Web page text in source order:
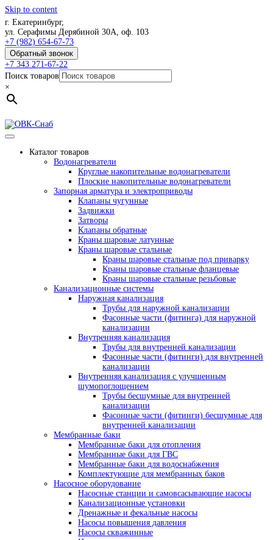
Skip to content
г. Екатеринбург,
ул. Серафимы Дерябиной 30А, оф. 103
+7 (982) 654-67-73
Обратный звонок
+7 343 271-67-22
Поиск товаров
×
Каталог товаров
Водонагреватели
Круглые накопительные водонагреватели
Плоские накопительные водонагреватели
Запорная арматура и электроприводы
Клапаны чугунные
Задвижки
Затворы
Клапаны обратные
Краны шаровые латунные
Краны шаровые стальные
Краны шаровые стальные под приварку
Краны шаровые стальные фланцевые
Краны шаровые стальные резьбовые
Канализационные системы
Наружная канализация
Трубы для наружной канализации
Фасонные части (фитинга) для наружной
канализации
Внутренняя канализация
Трубы для внутренней канализации
Фасонные части (фитинги) для внутренней
канализации
Внутренняя канализация с улучшенным
шумопоглощением
Трубы бесшумные для внутренней
канализации
Фасонные части (фитинги) бесшумные для
внутренней канализации
Мембранные баки
Мембранные баки для отопления
Мембранные баки для ГВС
Мембранные баки для водоснабжения
Комплектующие для мембранных баков
Насосное оборудование
Насосные станции и самовсасывающие насосы
Канализационные установки
Дренажные и фекальные насосы
Насосы повышения давления
Насосы скважинные